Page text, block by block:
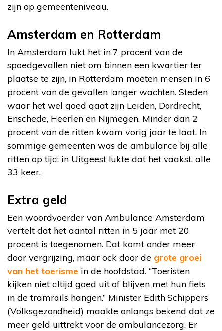
zijn op gemeenteniveau.
Amsterdam en Rotterdam
In Amsterdam lukt het in 7 procent van de
spoedgevallen niet om binnen een kwartier ter
plaatse te zijn, in Rotterdam moeten mensen in 6
procent van de gevallen langer wachten. Steden
waar het wel goed gaat zijn Leiden, Dordrecht,
Enschede, Heerlen en Nijmegen. Minder dan 2
procent van de ritten kwam vorig jaar te laat. In
sommige gemeenten was de ambulance bij alle
ritten op tijd: in Uitgeest lukte dat het vaakst, alle
33 keer.
Extra geld
Een woordvoerder van Ambulance Amsterdam
vertelt dat het aantal ritten in 5 jaar met 20
procent is toegenomen. Dat komt onder meer
door vergrijzing, maar ook door de grote groei
van het toerisme in de hoofdstad. “Toeristen
kijken niet altijd goed uit of blijven met hun fiets
in de tramrails hangen.” Minister Edith Schippers
(Volksgezondheid) maakte onlangs bekend dat ze
meer geld uittrekt voor de ambulancezorg. Er